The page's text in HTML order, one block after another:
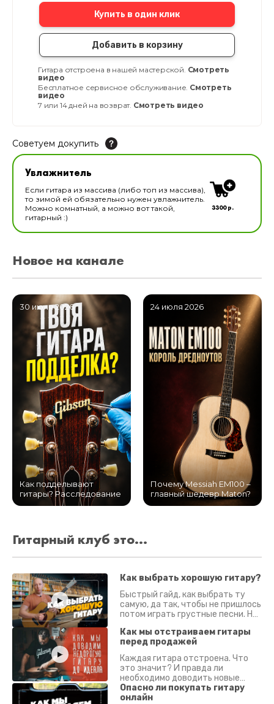
Купить в один клик
Добавить в корзину
Гитара отстроена в нашей мастерской. Смотреть
видео
Бесплатное сервисное обслуживание. Смотреть
видео
7 или 14 дней на возврат. Смотреть видео
Советуем докупить
Увлажнитель для музыкальных инструментов
В наличии
Увлажнитель
Если гитара из массива (либо топ из массива),
то зимой ей обязательно нужен увлажнитель.
Можно комнатный, а можно вот такой,
гитарный :)
3300 р.
Новое на канале
30 июля 2026
Как подделывают
гитары? Расследование
24 июля 2026
Почему Messiah EM100 –
главный шедевр Maton?
Гитарный клуб это...
Как выбрать хорошую гитару?
Быстрый гайд, как выбрать ту
самую, да так, чтобы не пришлось
потом играть грустные песни. На
Как мы отстраиваем гитары
перед продажей
Каждая гитара отстроена. Что
это значит? И правда ли
необходимо доводить новые
гитары? Если кратко - да.
Подробно - в видео :)
Опасно ли покупать гитару
онлайн